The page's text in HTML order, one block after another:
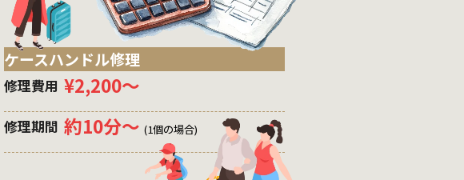
ケースハンドル修理
修理費用 ¥2,200〜
修理期間 約10分〜 (1個の場合)